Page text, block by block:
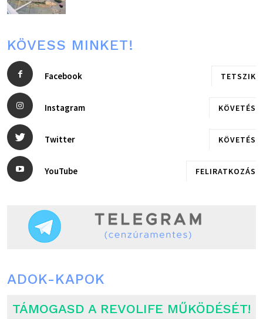
KÖVESS MINKET!
Facebook TETSZIK
Instagram KÖVETÉS
Twitter KÖVETÉS
YouTube FELIRATKOZÁS
ADOK-KAPOK
TÁMOGASD A REVOLIFE MŰKÖDÉSÉT!